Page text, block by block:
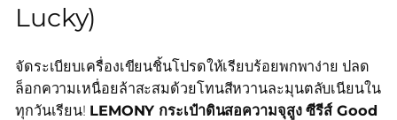
Lucky)
จัดระเบียบเครื่องเขียนชิ้นโปรดให้เรียบร้อยพกพาง่าย ปลด
ล็อกความเหนื่อยล้าสะสมด้วยโทนสีหวานละมุนตลับเนียนใน
ทุกวันเรียน! LEMONY กระเป๋าดินสอความจุสูง ซีรีส์ Good